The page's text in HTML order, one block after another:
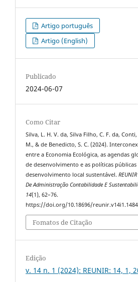
Artigo português
Artigo (English)
Publicado
2024-06-07
Como Citar
Silva, L. H. V. da, Silva Filho, C. F. da,
M., & de Benedicto, S. C. (2024).
entre a Economia Ecológica, as agendas
de desenvolvimento e as políticas públicas
desenvolvimento local sustentável.
De Administração Contabilidade E
14(1), 62–76.
https://doi.org/10.18696/reunir.v14i1.1484
Fomatos de Citação
Edição
v. 14 n. 1 (2024): REUNIR: 14, 1,